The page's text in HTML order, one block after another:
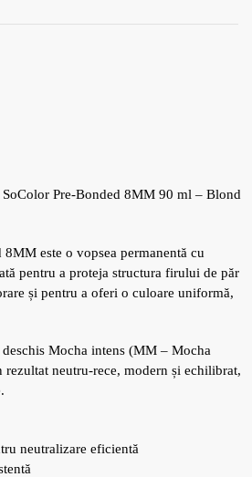
Pre-Bonded 8MM 90 ml – Blond
este o vopsea permanentă cu
pentru a proteja structura firului de păr
și pentru a oferi o culoare uniformă,
Mocha intens (MM – Mocha
neutru-rece, modern și echilibrat,
neutralizare eficientă